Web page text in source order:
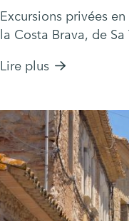
Excursions privées
la Costa Brava, de
Lire plus